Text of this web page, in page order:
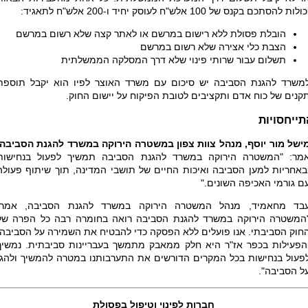
להסתכם בקנס של 100 אלש"ח לעוסק יחיד ו-200 אלש"ח לתאגיד:
הובלת פסולת ללא רישום במרשם או לאתר קצה שלא רשום במרשם
הצבת כלי אצירה שלא רשום במרשם
תשלום עבור שרותי פינוי שלא דרך המסלקה הממשלתית
להגנת הסביבה יש סיכום עם משרד האוצר לפיו הוא יקבל
של כוח אדם ותקציבים לטובת הפיקוח על יישום החוק.
מור יוסף, מנהל צוות צפון במשטרה הירוקה במשרד להגנת הסביבה
"המשטרה הירוקה במשרד להגנת הסביבה תמשיך לפעול
למען הסביבה ואיכות החיים של תושבי המדינה, תוך שיתוף
גורמי האכיפה השונים ".
מחאמיד, מנהל המשטרה הירוקה במשרד להגנת הסביבה,
הירוקה במשרד להגנת הסביבה רואה בחומרה רבה כל הפרה
הסביבתי. אנו פועלים ללא הפסקה כדי להבטיח את השמירה על
בכפר אז"ר היא חלק ממאבק מתמשך בעבריינות סביבתית.
בנחישות בכל המקרים הדורשים את התערבותנו במטרה להמשיך
הסביבה".
חברות לפינוי וטיפול בפסולת